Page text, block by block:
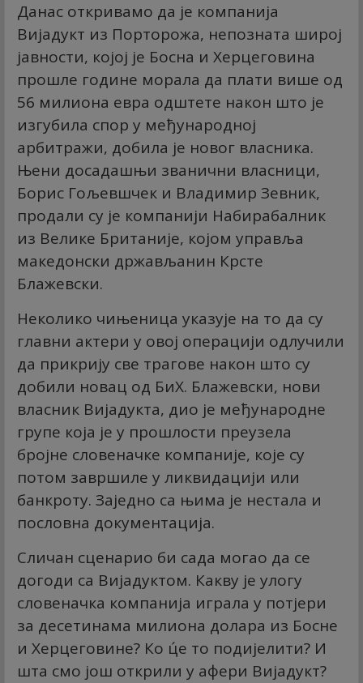
Данас откривамо да је компанија
Вијадукт из Порторожа, непозната широј
јавности, којој је Босна и Херцеговина
прошле године морала да плати више од
56 милиона евра одштете након што је
изгубила спор у међународној
арбитражи, добила је новог власника.
Њени досадашњи званични власници,
Борис Гољевшчек и Владимир Зевник,
продали су је компанији Набирабалник
из Велике Британије, којом управља
македонски држављанин Крсте
Блажевски.
Неколико чињеница указује на то да су
главни актери у овој операцији одлучили
да прикрију све трагове након што су
добили новац од БиХ. Блажевски, нови
власник Вијадукта, дио је међународне
групе која је у прошлости преузела
бројне словеначке компаније, које су
потом завршиле у ликвидацији или
банкроту. Заједно са њима је нестала и
пословна документација.
Сличан сценарио би сада могао да се
догоди са Вијадуктом. Какву је улогу
словеначка компанија играла у потјери
за десетинама милиона долара из Босне
и Херцеговине? Ко ц́е то подијелити? И
шта смо још открили у афери Вијадукт?